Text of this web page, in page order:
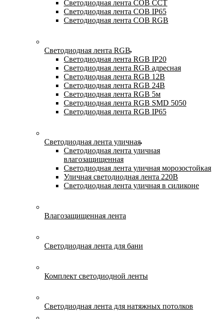
Светодиодная лента COB CCT
Светодиодная лента COB IP65
Светодиодная лента COB RGB
Светодиодная лента RGB
Светодиодная лента RGB IP20
Светодиодная лента RGB адресная
Светодиодная лента RGB 12В
Светодиодная лента RGB 24В
Светодиодная лента RGB 5м
Светодиодная лента RGB SMD 5050
Светодиодная лента RGB IP65
Светодиодная лента уличная
Светодиодная лента уличная
влагозащищенная
Светодиодная лента уличная морозостойкая
Уличная светодиодная лента 220В
Светодиодная лента уличная в силиконе
Влагозащищенная лента
Светодиодная лента для бани
Комплект светодиодной ленты
Светодиодная лента для натяжных потолков